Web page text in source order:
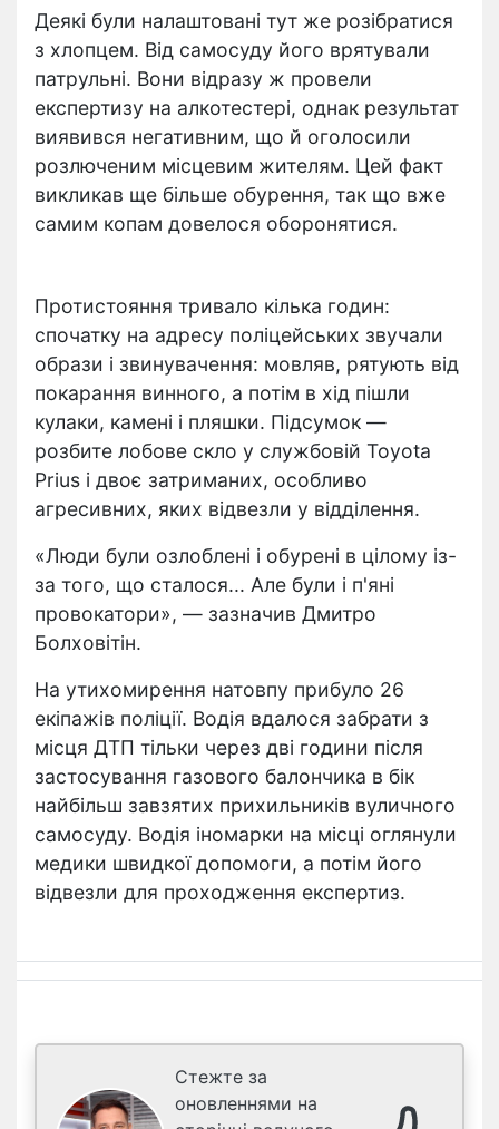
Деякі були налаштовані тут же розібратися
з хлопцем. Від самосуду його врятували
патрульні. Вони відразу ж провели
експертизу на алкотестері, однак результат
виявився негативним, що й оголосили
розлюченим місцевим жителям. Цей факт
викликав ще більше обурення, так що вже
самим копам довелося оборонятися.
Протистояння тривало кілька годин:
спочатку на адресу поліцейських звучали
образи і звинувачення: мовляв, рятують від
покарання винного, а потім в хід пішли
кулаки, камені і пляшки. Підсумок —
розбите лобове скло у службовій Toyota
Prius і двоє затриманих, особливо
агресивних, яких відвезли у відділення.
«Люди були озлоблені і обурені в цілому із-
за того, що сталося... Але були і п'яні
провокатори», — зазначив Дмитро
Болховітін.
На утихомирення натовпу прибуло 26
екіпажів поліції. Водія вдалося забрати з
місця ДТП тільки через дві години після
застосування газового балончика в бік
найбільш завзятих прихильників вуличного
самосуду. Водія іномарки на місці оглянули
медики швидкої допомоги, а потім його
відвезли для проходження експертиз.
Стежте за
оновленнями на